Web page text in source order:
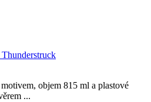
objem 815 ml a plastové
...